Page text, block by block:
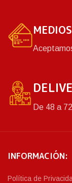
De 48 a
INFORMACIÓN:
Política de